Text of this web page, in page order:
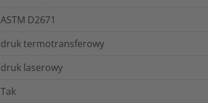
ASTM D2671
druk termotransferowy
druk laserowy
Tak